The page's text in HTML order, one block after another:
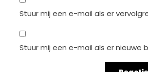
Stuur mij een e-mail als er
Stuur mij een e-mail als er nieuwe